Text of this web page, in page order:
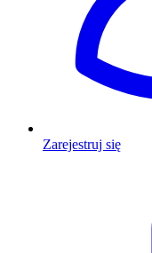
Zarejestruj się